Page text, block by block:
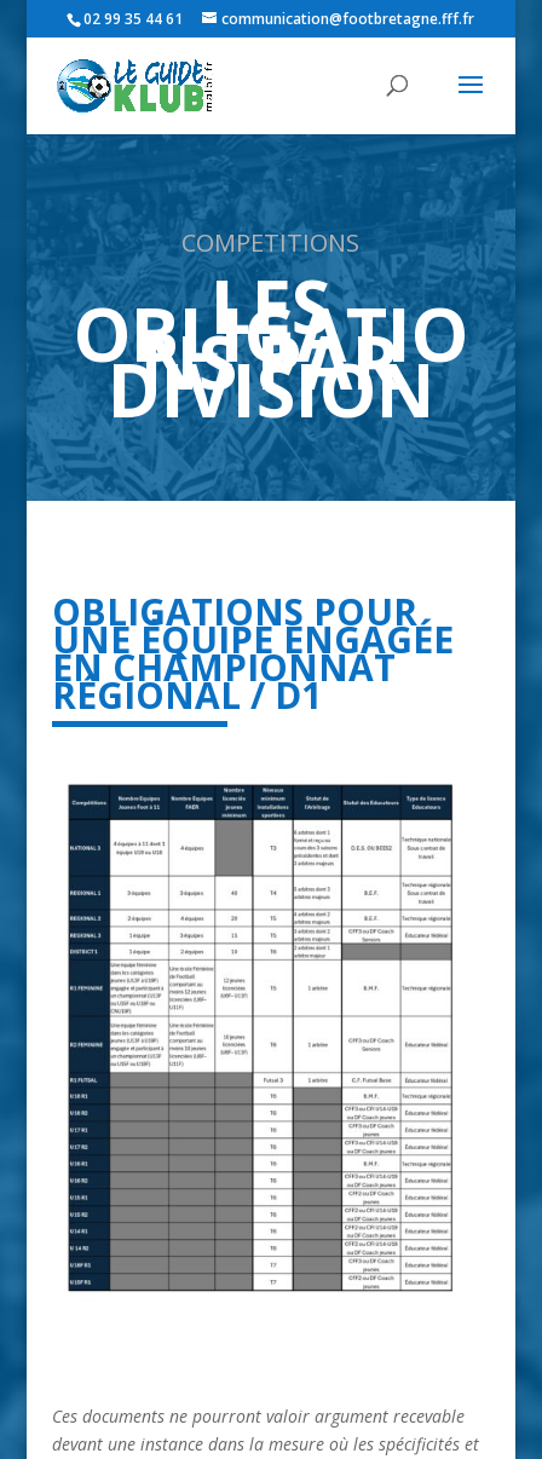
02 99 35 44 61 communication@footbretagne.fff.fr
COMPETITIONS
LES
OBLIGATIO
NS PAR
DIVISION
OBLIGATIONS POUR
UNE ÉQUIPE ENGAGÉE
EN CHAMPIONNAT
RÉGIONAL / D1
Ces documents ne pourront valoir argument recevable
devant une instance dans la mesure où les spécificités et